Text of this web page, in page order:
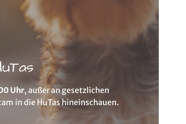
Uhr, außer an gesetzlichen
in die HuTas hineinschauen.